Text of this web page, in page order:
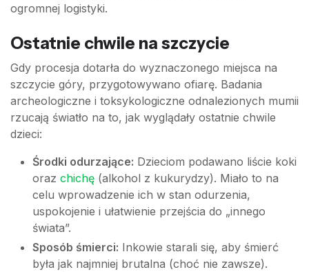
ogromnej logistyki.
Ostatnie chwile na szczycie
Gdy procesja dotarła do wyznaczonego miejsca na
szczycie góry, przygotowywano ofiarę. Badania
archeologiczne i toksykologiczne odnalezionych mumii
rzucają światło na to, jak wyglądały ostatnie chwile
dzieci:
Środki odurzające: Dzieciom podawano liście koki
oraz chichę (alkohol z kukurydzy). Miało to na
celu wprowadzenie ich w stan odurzenia,
uspokojenie i ułatwienie przejścia do „innego
świata”.
Sposób śmierci: Inkowie starali się, aby śmierć
była jak najmniej brutalna (choć nie zawsze).